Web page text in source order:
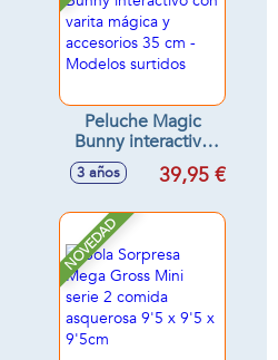
Peluche Magic
Bunny interactivo
con varita mágica y
accesorios 35 cm -
3 años 39,95 €
NOVEDAD